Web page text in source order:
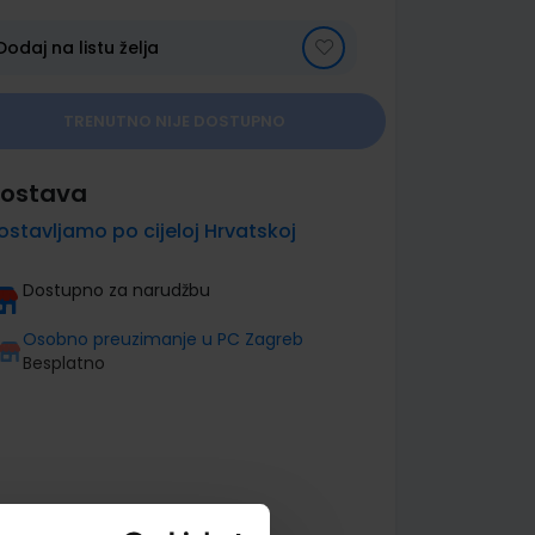
na listu želja
po cijeloj Hrvatskoj
Dostupno za narudžbu
Osobno preuzimanje u PC Zagreb
Besplatno